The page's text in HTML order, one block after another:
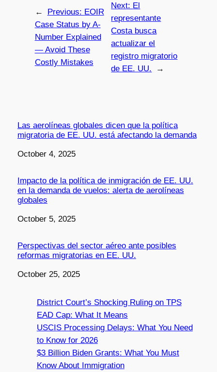
← Previous: EOIR
Case Status by A-
Number Explained
— Avoid These
Costly Mistakes
Next: El
representante
Costa busca
actualizar el
registro migratorio
de EE. UU.
→
Las aerolíneas globales dicen que la política
migratoria de EE. UU. está afectando la demanda
Date
October 4, 2025
Impacto de la política de inmigración de EE. UU.
en la demanda de vuelos: alerta de aerolíneas
globales
Date
October 5, 2025
Perspectivas del sector aéreo ante posibles
reformas migratorias en EE. UU.
Date
October 25, 2025
District Court’s Shocking Ruling on TPS
EAD Cap: What It Means
USCIS Processing Delays: What You Need
to Know for 2026
$3 Billion Biden Grants: What You Must
Know About Immigration